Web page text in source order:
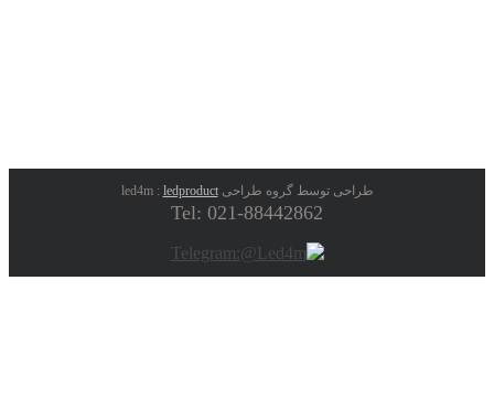
طراحی توسط گروه طراحی led4m :ledproduct
Tel: 021-88442862